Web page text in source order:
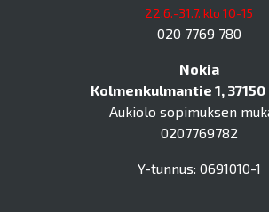
22.6.-31.7. klo 10-15
020 7769 780
Nokia
Kolmenkulmantie 1,
Aukiolo sopimuksen
0207769782
Y-tunnus: 0691010-1